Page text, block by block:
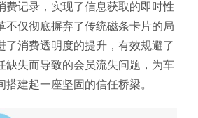
费记录，实现了信息获取的即时性
不仅彻底摒弃了传统磁条卡片的局
了消费透明度的提升，有效规避了
缺失而导致的会员流失问题，为车
搭建起一座坚固的信任桥梁。